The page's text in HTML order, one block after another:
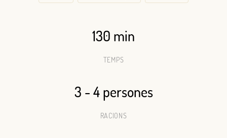
130 min
TEMPS
3 - 4 persones
RACIONS